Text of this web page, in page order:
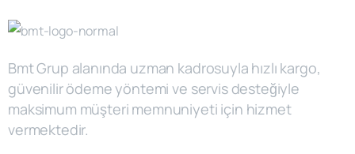
Bmt Grup alanında uzman kadrosuyla hızlı kargo,
güvenilir ödeme yöntemi ve servis desteğiyle
maksimum müşteri memnuniyeti için hizmet
vermektedir.